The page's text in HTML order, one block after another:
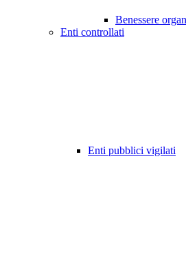
Benessere
Enti controllati
Enti pubblici vigilati